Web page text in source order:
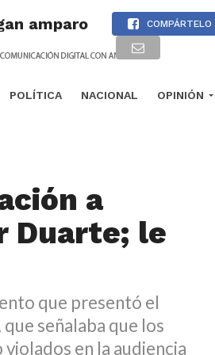
POLÍTICA NACIONAL OPINIÓN
amparo COMPÁRTELO
a
Duarte; le
que presentó el
señalaba que los
en la audiencia